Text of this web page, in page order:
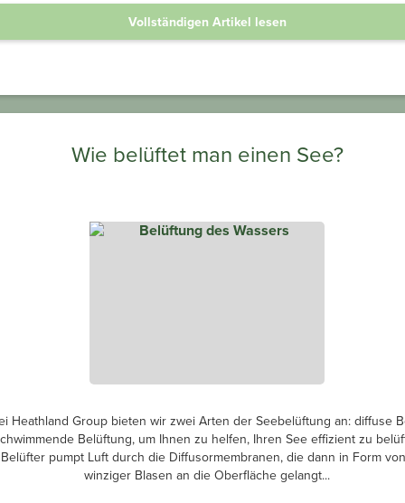
Vollständigen Artikel lesen
Wie belüftet man einen See?
Heathland Group bieten wir zwei Arten der Seebelüftung an: diffuse
Belüftung, um Ihnen zu helfen, Ihren See effizient zu
pumpt Luft durch die Diffusormembranen, die dann in Form
winziger Blasen an die Oberfläche gelangt...